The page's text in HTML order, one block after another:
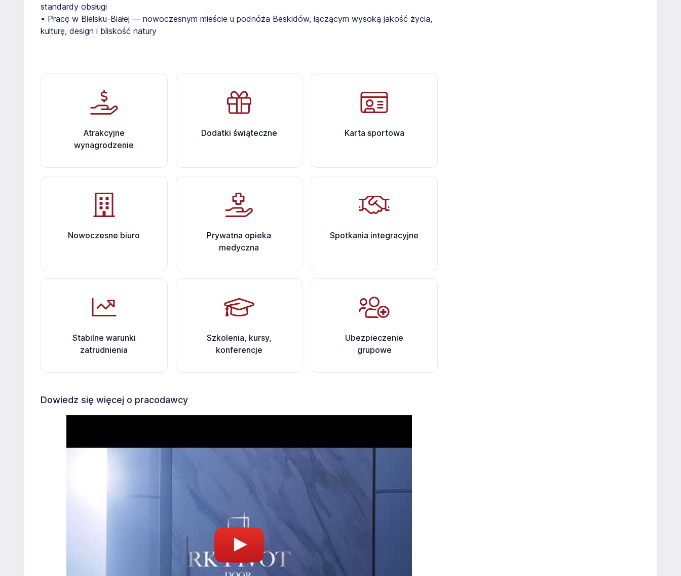
standardy obsługi
• Pracę w Bielsku-Białej — nowoczesnym mieście u podnóża Beskidów, łączącym wysoką jakość życia,
kulturę, design i bliskość natury
Atrakcyjne
wynagrodzenie
Dodatki świąteczne Karta sportowa
Nowoczesne biuro
Prywatna opieka
medyczna
Spotkania integracyjne
Stabilne warunki
zatrudnienia
Szkolenia, kursy,
konferencje
Ubezpieczenie
grupowe
Dowiedz się więcej o pracodawcy